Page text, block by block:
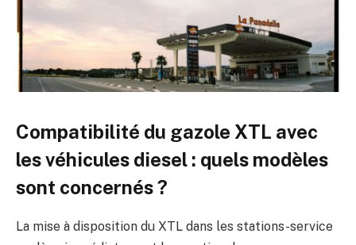
Compatibilité du gazole XTL avec
les véhicules diesel : quels modèles
sont concernés ?
La mise à disposition du XTL dans les stations-service